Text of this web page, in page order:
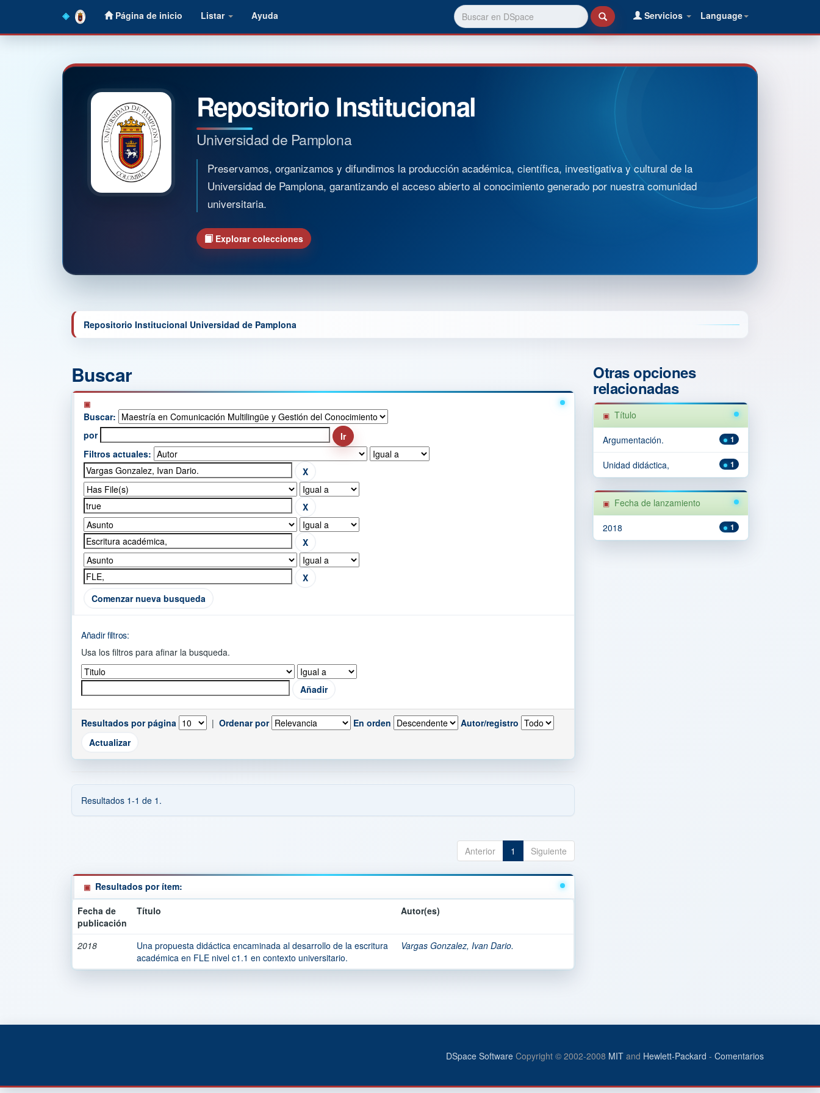
Página de inicio Listar Ayuda Language
Servicios
Repositorio Institucional
Universidad de Pamplona
Preservamos, organizamos y difundimos la producción académica, científica, investigativa y cultural de la
Universidad de Pamplona, garantizando el acceso abierto al conocimiento generado por nuestra comunidad
universitaria.
Explorar colecciones
Repositorio Institucional Universidad de Pamplona
Buscar
Buscar:
por
Filtros actuales:
Comenzar nueva busqueda
Añadir filtros:
Usa los filtros para afinar la busqueda.
Resultados por página | Ordenar por En orden Autor/registro
Resultados 1-1 de 1.
Anterior 1 Siguiente
Resultados por ítem:
Fecha de
publicación
Título Autor(es)
2018
Una propuesta didáctica encaminada al desarrollo de la escritura
académica en FLE nivel c1.1 en contexto universitario.
Vargas Gonzalez, Ivan Dario.
Otras opciones
relacionadas
Título
1
Argumentación.
1
Unidad didáctica,
Fecha de lanzamiento
1
2018
DSpace Software Copyright © 2002-2008 MIT and Hewlett-Packard - Comentarios